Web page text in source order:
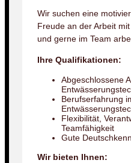
Wir suchen eine
Freude an der Arbeit
und gerne im Team
Ihre Qualifikationen:
Abgeschlossene
Berufserfahrung
Flexibilität,
Teamfähigkeit
Gute
Wir bieten Ihnen: